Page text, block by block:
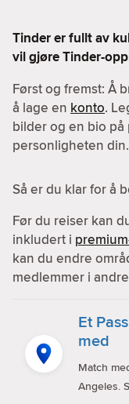
Tinder er fullt av
vil gjøre Tinder-
Først og fremst: Å
å lage en konto.
bilder og en bio
personligheten din.
Så er du klar for å
Før du reiser kan
inkludert i
kan du endre
medlemmer i
Et
med
Match
Angeles.